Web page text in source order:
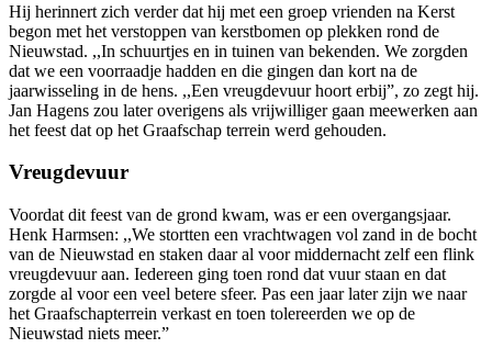
Hij herinnert zich verder dat hij met een groep vrienden na Kerst
begon met het verstoppen van kerstbomen op plekken rond de
Nieuwstad. ,,In schuurtjes en in tuinen van bekenden. We zorgden
dat we een voorraadje hadden en die gingen dan kort na de
jaarwisseling in de hens. ,,Een vreugdevuur hoort erbij”, zo zegt hij.
Jan Hagens zou later overigens als vrijwilliger gaan meewerken aan
het feest dat op het Graafschap terrein werd gehouden.
Vreugdevuur
Voordat dit feest van de grond kwam, was er een overgangsjaar.
Henk Harmsen: ,,We stortten een vrachtwagen vol zand in de bocht
van de Nieuwstad en staken daar al voor middernacht zelf een flink
vreugdevuur aan. Iedereen ging toen rond dat vuur staan en dat
zorgde al voor een veel betere sfeer. Pas een jaar later zijn we naar
het Graafschapterrein verkast en toen tolereerden we op de
Nieuwstad niets meer.”